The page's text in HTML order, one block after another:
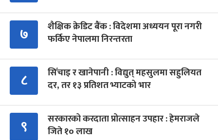
७
शैक्षिक क्रेडिट बैंक : विदेशमा अध्ययन पूरा नगरी
फर्किए नेपालमा निरन्तरता
८
सिँचाइ र खानेपानी : विद्युत् महसुलमा सहुलियत
दर, तर १३ प्रतिशत भ्याटको भार
९
सरकारको करदाता प्रोत्साहन उपहार : हेमराजले
जिते १० लाख